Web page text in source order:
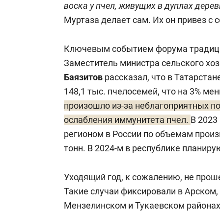
воска у пчел, живущих в дуплах
Муртаза делает сам. Их он привез с
Ключевым событием форума
Заместитель министра сельского
Баязитов рассказал, что в
148,1 тыс. пчелосемей, что на 3%
произошло из-за неблагоприятных
ослабления иммунитета пчел. В 2023
регионом в России по объемам
тонн. В 2024-м в республике
Уходящий год, к сожалению, не
Такие случаи фиксировали в
Мензелинском и Тукаевском